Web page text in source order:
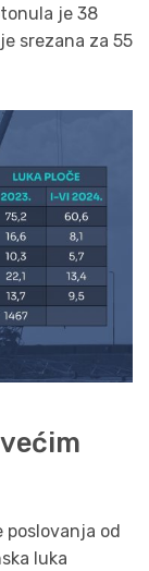
je 38
srezana za 55
poslovanja od
luka